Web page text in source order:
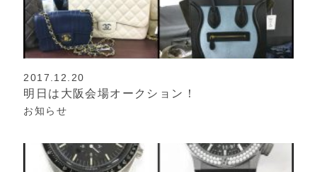
2017.12.20
明日は大阪会場オークション！
お知らせ